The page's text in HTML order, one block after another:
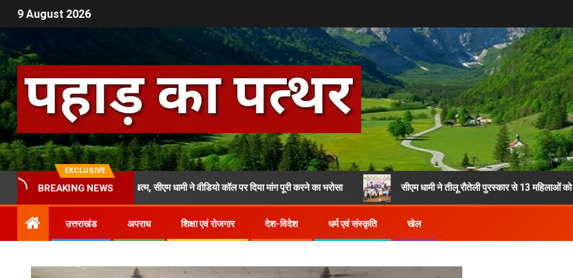
9 August 2026
EXCLUSIVE
BREAKING NEWS
लोगों का आमरण अनशन खत्म, सीएम धामी ने वीडियो कॉल पर दिया मांग पूरी करने का भरोसा सीएम धामी ने तीलू रौतेली पुरस्कार से 13 महिलाओं को किया सम्मानित
उत्तराखंड अपराध शिक्षा एवं रोजगार देश-विदेश धर्म एवं संस्कृति खेल